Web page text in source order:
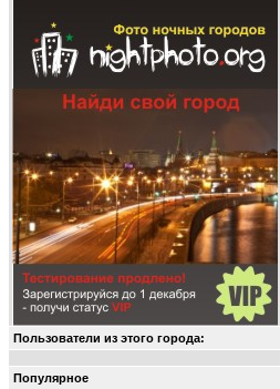
Пользователи из этого города:
Популярное